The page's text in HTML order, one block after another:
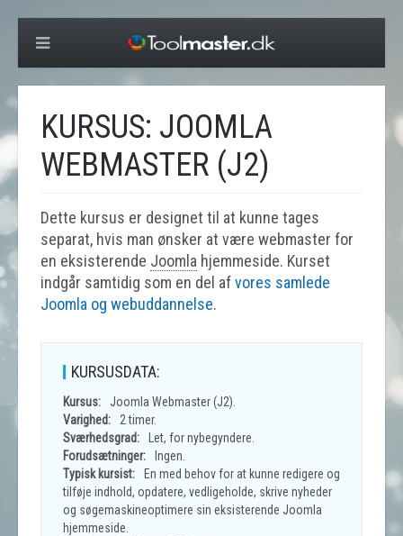
KURSUS: JOOMLA
WEBMASTER (J2)
Dette kursus er designet til at kunne tages
separat, hvis man ønsker at være webmaster for
en eksisterende Joomla hjemmeside. Kurset
indgår samtidig som en del afvores samlede
Joomla og webuddannelse.
KURSUSDATA:
Kursus:
Joomla Webmaster (J2).
Varighed:
2 timer.
Sværhedsgrad:
Let, for nybegyndere.
Forudsætninger:
Ingen.
Typisk kursist:
En med behov for at kunne redigere og
tilføje indhold, opdatere, vedligeholde, skrive nyheder
og søgemaskineoptimere sin eksisterende Joomla
hjemmeside.